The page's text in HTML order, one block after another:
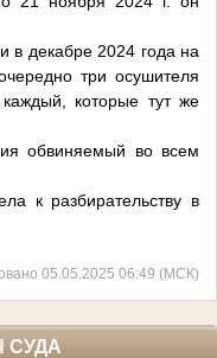
в декабре 2024 года на
три осушителя
которые тут же
обвиняемый во всем
к разбирательству в
05.05.2025 06:49 (МСК)
СУДА